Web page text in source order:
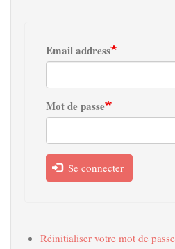
Email address
Mot de passe
Se connecter
Réinitialiser votre mot de passe